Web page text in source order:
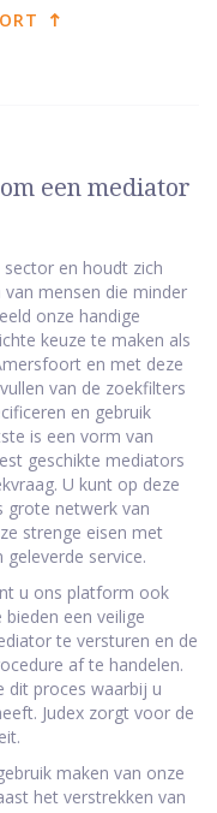
een mediator
sector en houdt zich
mensen die minder
onze handige
keuze te maken als
en met deze
van de zoekfilters
en gebruik
is een vorm van
geschikte mediators
U kunt op deze
grote netwerk van
strenge eisen met
service.
u ons platform ook
een veilige
te versturen en de
af te handelen.
dit proces waarbij u
Judex zorgt voor de
maken van onze
het verstrekken van